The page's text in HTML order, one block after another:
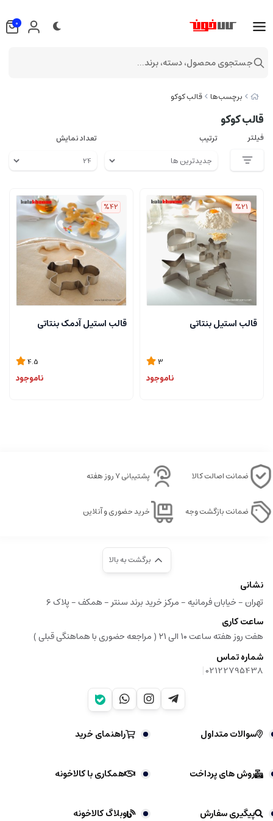
برچسب‌ها قالب کوکو
قالب کوکو
فیلتر ترتیب تعداد نمایش
%21
قالب استیل بنتاتی
3
ناموجود
%42
قالب استیل آدمک بنتاتی
4.5
ناموجود
ضمانت اصالت کالا پشتیبانی ۷ روز هفته
ضمانت بازگشت وجه خرید حضوری و آنلاین
برگشت به بالا
نشانی
تهران - خیابان فرمانیه - مرکز خرید برند سنتر - همکف - پلاک ۶
ساعت کاری
هفت روز هفته ساعت ۱۰ الی ۲۱ ( مراجعه حضوری با هماهنگی قبلی )
شماره تماس
02122795438
|
سوالات متداول راهنمای خرید
روش های پرداخت همکاری با کالاخونه
پیگیری سفارش وبلاگ کالاخونه
0
جستجوی محصول، دسته، برند...